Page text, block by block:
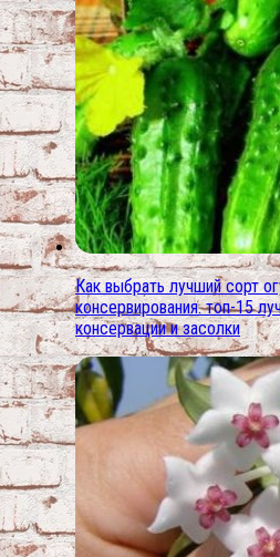
Как выбрать лучший сорт
консервирования. топ-15
консервации и засолки